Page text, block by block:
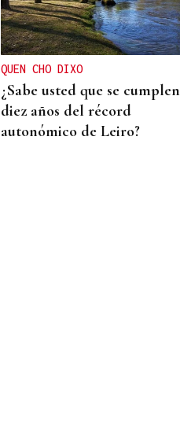
Turismo veta la “Ruta del
Narcotráfico” de Laureano
Oubiña por no cumplir con
la Ley de Turismo de
Galicia
QUEN CHO DIXO
¿Sabe usted que se cumplen
diez años del récord
autonómico de Leiro?